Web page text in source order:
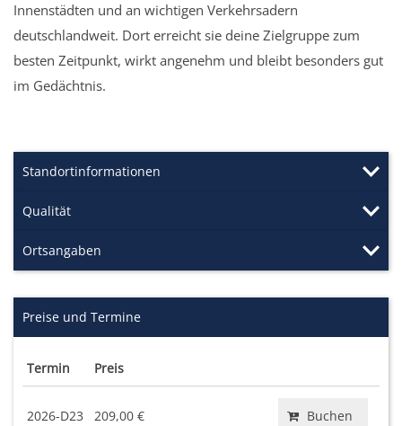
Innenstädten und an wichtigen Verkehrsadern
deutschlandweit. Dort erreicht sie deine Zielgruppe zum
besten Zeitpunkt, wirkt angenehm und bleibt besonders gut
im Gedächtnis.
Standortinformationen
Qualität
Ortsangaben
Preise und Termine
Termin Preis
2026-D23 209,00 € Buchen